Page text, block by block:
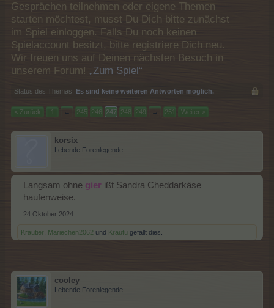
Gesprächen teilnehmen oder eigene Themen
starten möchtest, musst Du Dich bitte zunächst
im Spiel einloggen. Falls Du noch keinen
Spielaccount besitzt, bitte registriere Dich neu.
Wir freuen uns auf Deinen nächsten Besuch in
unserem Forum! „Zum Spiel“
Status des Themas: Es sind keine weiteren Antworten möglich.
< Zurück 1 ← 245 246 247 248 249 → 251 Weiter >
korsix
Lebende Forenlegende
Langsam ohne gier ißt Sandra Cheddarkäse
haufenweise.
24 Oktober 2024
Krautier Mariechen2062 und Krautü gefällt dies.
cooley
Lebende Forenlegende